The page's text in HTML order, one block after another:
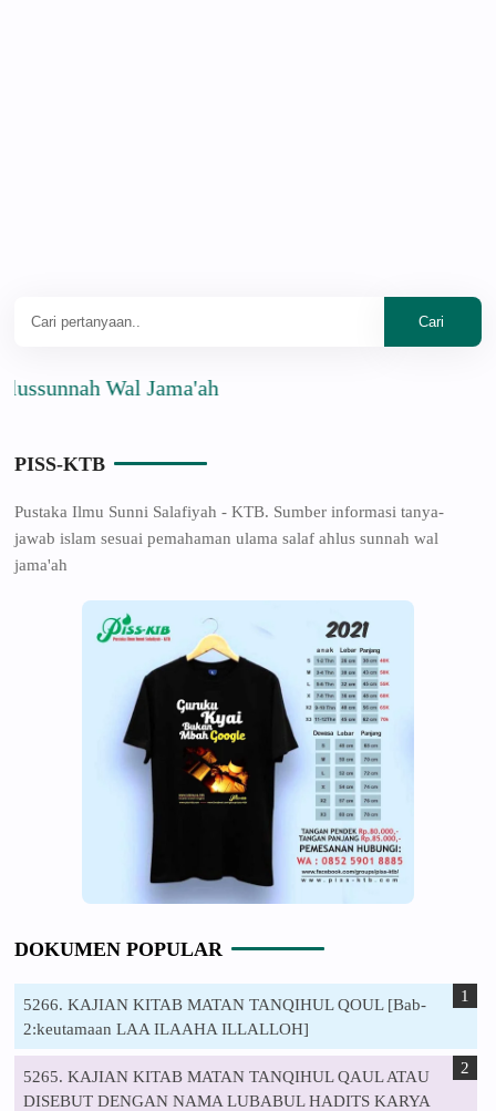
Wal Jama'ah
PISS-KTB
Pustaka Ilmu Sunni Salafiyah - KTB. Sumber informasi tanya-
jawab islam sesuai pemahaman ulama salaf ahlus sunnah wal
jama'ah
DOKUMEN POPULAR
5266. KAJIAN KITAB MATAN TANQIHUL QOUL [Bab-
2:keutamaan LAA ILAAHA ILLALLOH]
5265. KAJIAN KITAB MATAN TANQIHUL QAUL ATAU
DISEBUT DENGAN NAMA LUBABUL HADITS KARYA